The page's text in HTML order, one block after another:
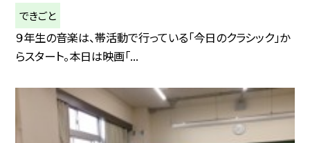
できごと
９年生の音楽は、帯活動で行っている「今日のクラシック」か
らスタート。本日は映画「...